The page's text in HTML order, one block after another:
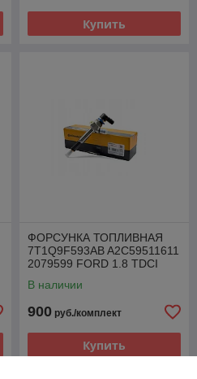
Купить
ФОРСУНКА ТОПЛИВНАЯ
7T1Q9F593AB A2C59511611
2079599 FORD 1.8 TDCI
В наличии
900 руб./комплект
Купить